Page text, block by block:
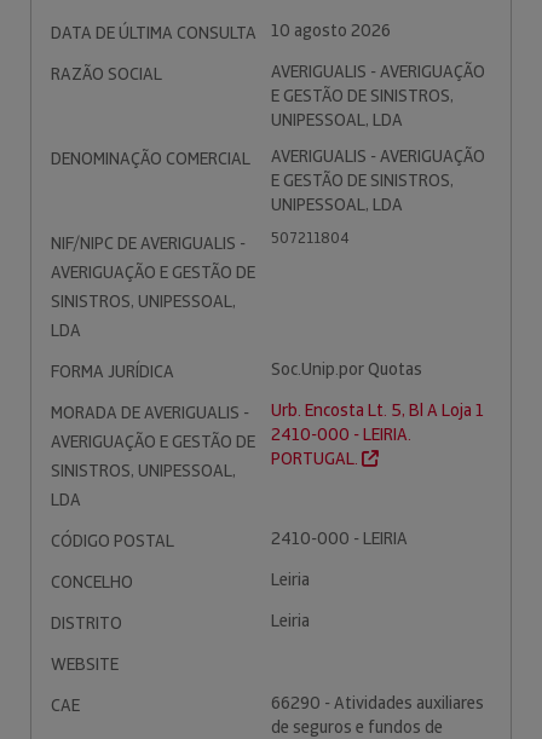
DATA DE ÚLTIMA CONSULTA
10 agosto 2026
RAZÃO SOCIAL
AVERIGUALIS - AVERIGUAÇÃO
E GESTÃO DE SINISTROS,
UNIPESSOAL, LDA
DENOMINAÇÃO COMERCIAL
AVERIGUALIS - AVERIGUAÇÃO
E GESTÃO DE SINISTROS,
UNIPESSOAL, LDA
NIF/NIPC DE AVERIGUALIS -
AVERIGUAÇÃO E GESTÃO DE
SINISTROS, UNIPESSOAL,
LDA
507211804
FORMA JURÍDICA
Soc.Unip.por Quotas
MORADA DE AVERIGUALIS -
AVERIGUAÇÃO E GESTÃO DE
SINISTROS, UNIPESSOAL,
LDA
Urb. Encosta Lt. 5, Bl A Loja 1
2410-000 - LEIRIA.
PORTUGAL.
CÓDIGO POSTAL
2410-000 - LEIRIA
CONCELHO
Leiria
DISTRITO
Leiria
WEBSITE
CAE
66290 - Atividades auxiliares
de seguros e fundos de